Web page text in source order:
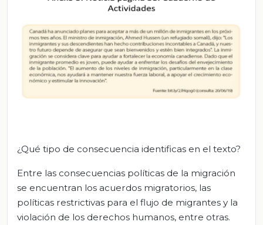
¿Qué tipo de consecuencia identificas en el texto?
Entre las consecuencias políticas de la migración
se encuentran los acuerdos migratorios, las
políticas restrictivas para el flujo de migrantes y la
violación de los derechos humanos, entre otras.